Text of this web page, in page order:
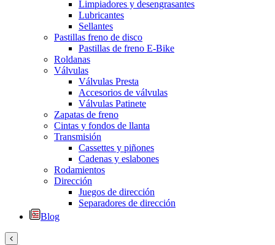
Limpiadores y desengrasantes
Lubricantes
Sellantes
Pastillas freno de disco
Pastillas de freno E-Bike
Roldanas
Válvulas
Válvulas Presta
Accesorios de válvulas
Válvulas Patinete
Zapatas de freno
Cintas y fondos de llanta
Transmisión
Cassettes y piñones
Cadenas y eslabones
Rodamientos
Dirección
Juegos de dirección
Separadores de dirección
Blog